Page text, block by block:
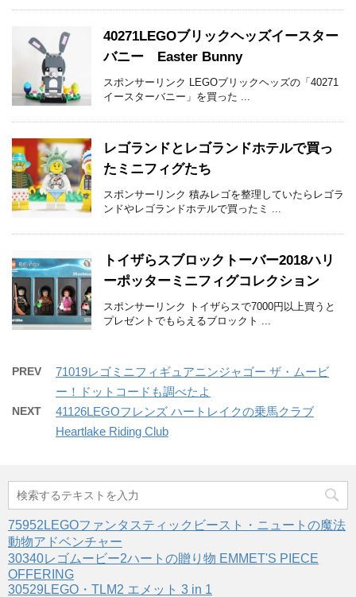
40271LEGOブリックヘッズイースター
バニー Easter Bunny
スポンサーリンク LEGOブリックヘッズの「40271
イースターバニー」を買った ...
レゴランドとレゴランドホテルで買っ
たミニフィグたち
スポンサーリンク 積みレゴを整理していたらレゴラ
ンドやレゴランドホテルで買ったミ ...
トイザらスブロックトーバー2018ハリ
ーポッターミニフィグコレクション
スポンサーリンク トイザらスで7000円以上買うと
プレゼントでもらえるブロックト ...
PREV
71019レゴミニフィギュアニンジャゴー ザ・ムービ
ー！ドットコードも調べたよ
NEXT
41126LEGOフレンズ ハートレイクの乗馬クラブ
Heartlake Riding Club
75952LEGOファンタスティックビースト・ニュートの魔法
動物アドベンチャー
30340レゴムービー2ハートの贈り物 EMMET'S PIECE
OFFERING
30529LEGO・TLM2 エメット 3 in 1